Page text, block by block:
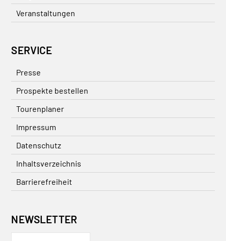
Veranstaltungen
SERVICE
Presse
Prospekte bestellen
Tourenplaner
Impressum
Datenschutz
Inhaltsverzeichnis
Barrierefreiheit
NEWSLETTER